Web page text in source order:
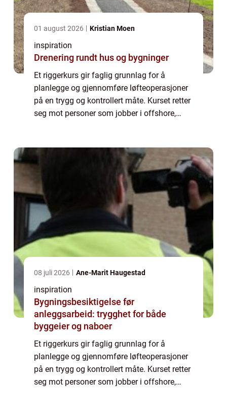
01 august 2026 Kristian Moen
inspiration
Drenering rundt hus og bygninger
Et riggerkurs gir faglig grunnlag for å
planlegge og gjennomføre løfteoperasjoner
på en trygg og kontrollert måte. Kurset retter
seg mot personer som jobber i offshore,
08 juli 2026 Ane-Marit Haugestad
inspiration
Bygningsbesiktigelse før
anleggsarbeid: trygghet for både
byggeier og naboer
Et riggerkurs gir faglig grunnlag for å
planlegge og gjennomføre løfteoperasjoner
på en trygg og kontrollert måte. Kurset retter
seg mot personer som jobber i offshore,